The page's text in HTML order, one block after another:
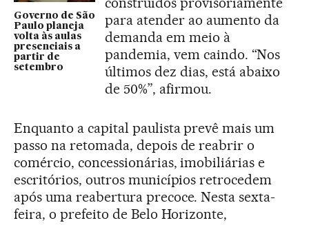
Governo de São
Paulo planeja
volta às aulas
presenciais a
partir de
setembro
para atender ao aumento da
demanda em meio à
pandemia, vem caindo. “Nos
últimos dez dias, está abaixo
de 50%”, afirmou.
Enquanto a capital paulista prevê mais um
passo na retomada, depois de reabrir o
comércio, concessionárias, imobiliárias e
escritórios, outros municípios retrocedem
após uma reabertura precoce. Nesta sexta-
feira, o prefeito de Belo Horizonte,